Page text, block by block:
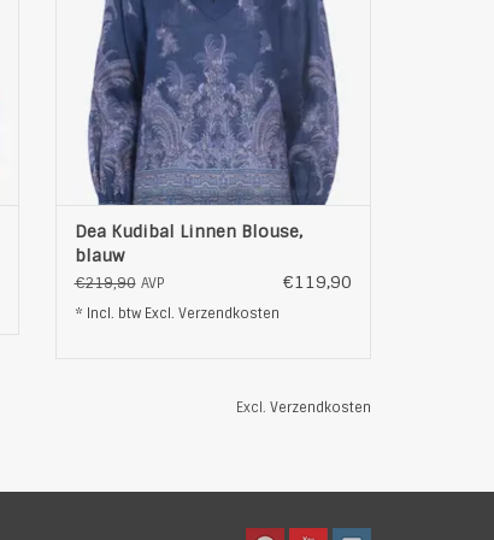
mouwen en een relaxte pasvorm. Het is
perfect voor een ongedwongen da
TOEVOEGEN AAN WINKELWAGEN
Dea Kudibal Linnen Blouse,
blauw
€219,90 AVP €119,90
* Incl. btw Excl. Verzendkosten
Excl. Verzendkosten